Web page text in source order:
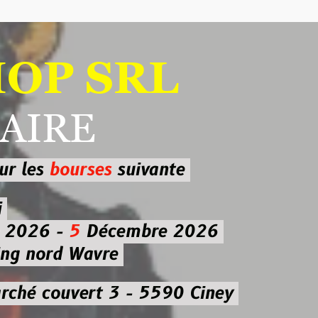
SRL
suivante
5Décembre 2026
Wavre
3 - 5590 Ciney